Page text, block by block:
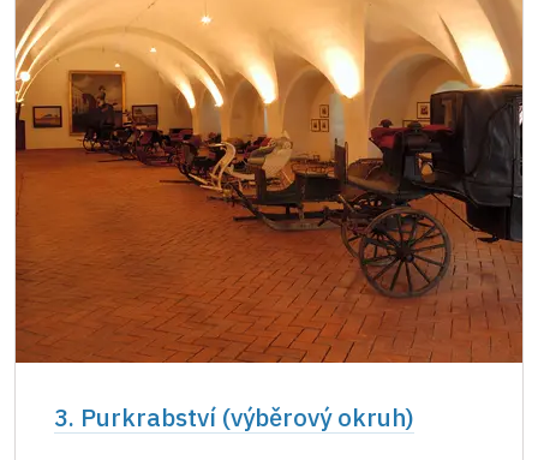
3. Purkrabství (výběrový okruh)